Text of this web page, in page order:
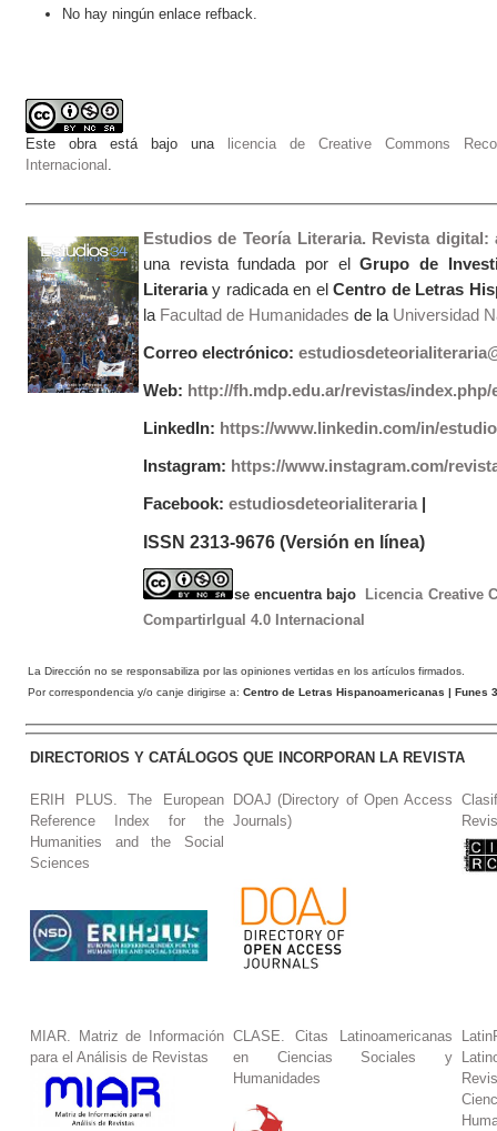
No hay ningún enlace refback.
Este obra está bajo una
licencia de Creative Commons
Internacional
Estudios de Teoría Literaria. Revista
una revista fundada por elGrupo de
Literariay radicada en elCentro de Letras
la Facultad de Humanidades de laUniversidad
Correo electrónico:
Web: http://fh.mdp.edu.ar/revistas/index.php/
LinkedIn: https://www.linkedin.com/in/
Instagram: https://www.instagram.com/
Facebook: estudiosdeteorialiteraria|
ISSN 2313-9676 (Versión en línea)
se encuentra bajo
Licencia Creative
CompartirIgual 4.0 Internacional
La Dirección no se responsabiliza por las opiniones vertidas en los artículos firmados.
Por correspondencia y/o canje dirigirse a: Centro de Letras Hispanoamericanas | Funes
DIRECTORIOS Y CATÁLOGOS QUE INCORPORAN LA REVISTA
ERIH PLUS. The European
Reference Index for the
Humanities and the Social
Sciences
DOAJ (Directory of Open Access
Journals)
MIAR. Matriz de Información
para el Análisis de Revistas
CLASE. Citas Latinoamericanas
en Ciencias Sociales y
Humanidades